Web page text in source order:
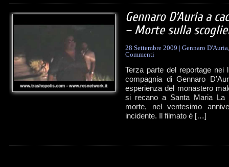
Gennaro D’Auria a
– Morte sulla
28 Settembre 2009 | Gennaro D'Auria
Commenti
Terza parte del reportage nei
compagnia di Gennaro
esperienza del monastero
si recano a Santa Maria La
morte, nel ventesimo
incidente. Il filmato è […]